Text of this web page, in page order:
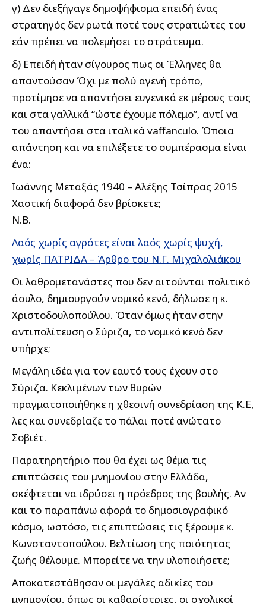
γ) Δεν διεξήγαγε δημοψήφισμα επειδή ένας
στρατηγός δεν ρωτά ποτέ τους στρατιώτες του
εάν πρέπει να πολεμήσει το στράτευμα.
δ) Επειδή ήταν σίγουρος πως οι Έλληνες θα
απαντούσαν Όχι με πολύ αγενή τρόπο,
προτίμησε να απαντήσει ευγενικά εκ μέρους τους
και στα γαλλικά “ώστε έχουμε πόλεμο”, αντί να
του απαντήσει στα ιταλικά vaffanculo. Όποια
απάντηση και να επιλέξετε το συμπέρασμα είναι
ένα:
Ιωάννης Μεταξάς 1940 – Αλέξης Τσίπρας 2015
Χαοτική διαφορά δεν βρίσκετε;
N.B.
Λαός χωρίς αγρότες είναι λαός χωρίς ψυχή,
χωρίς ΠΑΤΡΙΔΑ – Άρθρο του Ν.Γ. Μιχαλολιάκου
Οι λαθρομετανάστες που δεν αιτούνται πολιτικό
άσυλο, δημιουργούν νομικό κενό, δήλωσε η κ.
Χριστοδουλοπούλου. Όταν όμως ήταν στην
αντιπολίτευση ο Σύριζα, το νομικό κενό δεν
υπήρχε;
Μεγάλη ιδέα για τον εαυτό τους έχουν στο
Σύριζα. Κεκλιμένων των θυρών
πραγματοποιήθηκε η χθεσινή συνεδρίαση της Κ.Ε,
λες και συνεδρίαζε το πάλαι ποτέ ανώτατο
Σοβιέτ.
Παρατηρητήριο που θα έχει ως θέμα τις
επιπτώσεις του μνημονίου στην Ελλάδα,
σκέφτεται να ιδρύσει η πρόεδρος της βουλής. Αν
και το παραπάνω αφορά το δημοσιογραφικό
κόσμο, ωστόσο, τις επιπτώσεις τις ξέρουμε κ.
Κωνσταντοπούλου. Βελτίωση της ποιότητας
ζωής θέλουμε. Μπορείτε να την υλοποιήσετε;
Αποκατεστάθησαν οι μεγάλες αδικίες του
μνημονίου, όπως οι καθαρίστριες, οι σχολικοί